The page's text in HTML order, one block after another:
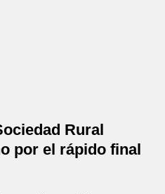
Rural
por el rápido final